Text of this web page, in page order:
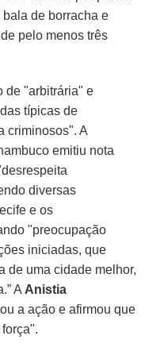
de borracha e
pelo menos três
de "arbitrária" e
típicas de
criminosos". A
emitiu nota
diversas
e os
"preocupação
iniciadas, que
de uma cidade melhor,
A Anistia
a ação e afirmou que